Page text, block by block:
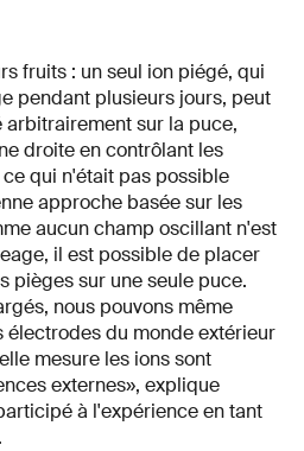
fruits : un seul ion piégé, qui
pendant plusieurs jours, peut
sur la puce,
droite en contrôlant les
qui n'était pas possible
approche basée sur les
aucun champ oscillant n'est
il est possible de placer
pièges sur une seule puce.
nous pouvons même
électrodes du monde extérieur
mesure les ions sont
externes», explique
à l'expérience en tant